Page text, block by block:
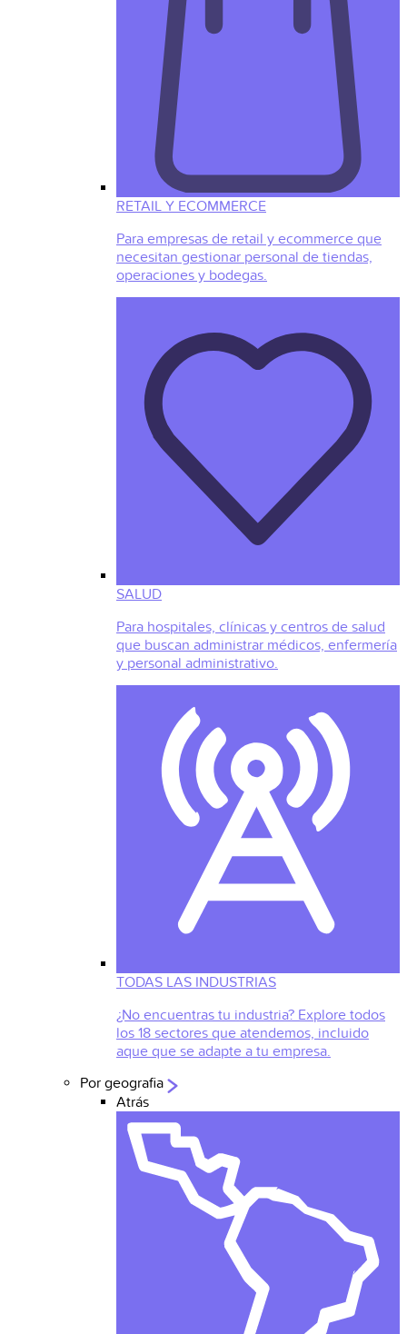
RETAIL Y ECOMMERCE
Para empresas de retail y ecommerce que
necesitan gestionar personal de tiendas,
operaciones y bodegas.
SALUD
Para hospitales, clínicas y centros de salud
que buscan administrar médicos, enfermería
y personal administrativo.
TODAS LAS INDUSTRIAS
¿No encuentras tu industria? Explore todos
los 18 sectores que atendemos, incluido
aque que se adapte a tu empresa.
Por geografia
Atrás